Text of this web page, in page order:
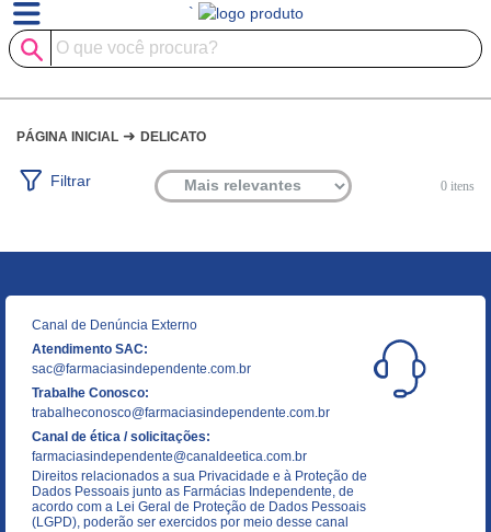
`
PÁGINA INICIAL ➜ DELICATO
Filtrar 0itens
Canal de Denúncia Externo
Atendimento SAC:
sac@farmaciasindependente.com.br
Trabalhe Conosco:
trabalheconosco@farmaciasindependente.com.br
Canal de ética / solicitações:
farmaciasindependente@canaldeetica.com.br
Direitos relacionados a sua Privacidade e à Proteção de
Dados Pessoais junto as Farmácias Independente, de
acordo com a Lei Geral de Proteção de Dados Pessoais
(LGPD), poderão ser exercidos por meio desse canal